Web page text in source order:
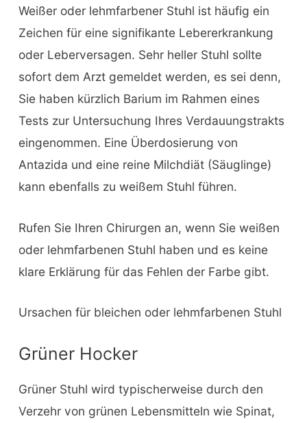
Weißer oder lehmfarbener Stuhl ist häufig ein
Zeichen für eine signifikante Lebererkrankung
oder Leberversagen. Sehr heller Stuhl sollte
sofort dem Arzt gemeldet werden, es sei denn,
Sie haben kürzlich Barium im Rahmen eines
Tests zur Untersuchung Ihres Verdauungstrakts
eingenommen. Eine Überdosierung von
Antazida und eine reine Milchdiät (Säuglinge)
kann ebenfalls zu weißem Stuhl führen.
Rufen Sie Ihren Chirurgen an, wenn Sie weißen
oder lehmfarbenen Stuhl haben und es keine
klare Erklärung für das Fehlen der Farbe gibt.
Ursachen für bleichen oder lehmfarbenen Stuhl
Grüner Hocker
Grüner Stuhl wird typischerweise durch den
Verzehr von grünen Lebensmitteln wie Spinat,